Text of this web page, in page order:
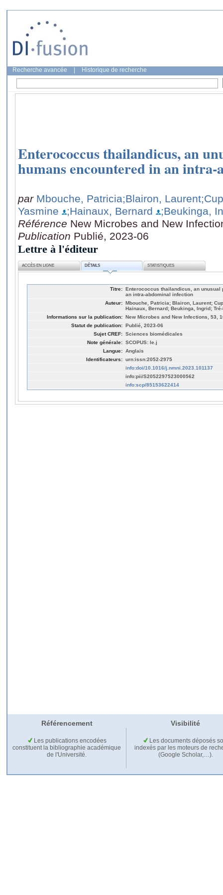
Recherche avancée Historique de recherche
Enterococcus thailandicus, an
humans encountered in an
par Mbouche, Patricia;Blairon, Laurent
Yasmine
;Hainaux, Bernard
;Beukinga,
Référence New Microbes and New
Publication Publié, 2023-06
Lettre à l'éditeur
ACCÈS EN LIGNE DÉTAILS STATISTIQUES
Titre: Enterococcus thailandicus, an unusual
an intra-abdominal infection
Auteur: Mbouche, Patricia; Blairon, Laurent;
Hainaux, Bernard; Beukinga, Ingrid;
Informations sur la publication: New Microbes and New Infections, 53,
Statut de publication: Publié, 2023-06
Sujet CREF: Sciences biomédicales
Note générale: SCOPUS: le.j
Langue: Anglais
Identificateurs: urn:issn:2052-2975
info:doi/10.1016/j.nmni.2023.101137
info:pii/S2052297523000562
info:scp/85153622414
Référencement Visibilité
Les publications encodées
constituent la bibliographie académique
de l'Université.
Les documents déposés
indexés par les moteurs de
(Google Scholar,…).